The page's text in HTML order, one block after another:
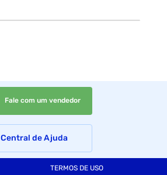
Fale com um vendedor
Central de Ajuda
TERMOS DE USO